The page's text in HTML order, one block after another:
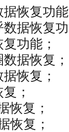
据恢复功
数据恢复
功能；
据恢复；
恢复；
；
恢复；
恢复；